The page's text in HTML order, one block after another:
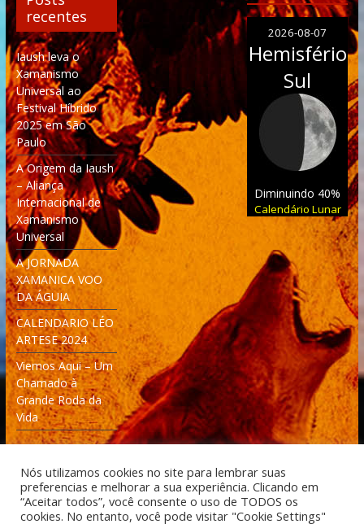
recentes
Iaush leva o
Xamanismo
Universal ao
Festival Híbrido
2025 em São
Paulo
A Origem da Iaush
– Aliança
Internacional de
Xamanismo
Universal
A JORNADA
XAMANICA VOO
DA ÁGUIA
CALENDARIO LÉO
ARTESE 2024
Viemos Aqui – Um
Chamado à
Grande Roda da
Vida
2026-08-07
Hemisfério
Sul
Diminuindo 40%
Calendário Lunar
Nós utilizamos cookies no site para lembrar suas
preferencias e melhorar a sua experiência. Clicando em
“Aceitar todos”, você consente o uso de TODOS os
cookies. No entanto, você pode visitar "Cookie Settings"